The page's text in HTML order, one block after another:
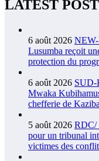
LATEST
6 août 2026
Lusumba reçoit
protection du
6 août 2026 SUD-
Mwaka
chefferie de
5 août 2026 RDC/
pour un tribunal
victimes des